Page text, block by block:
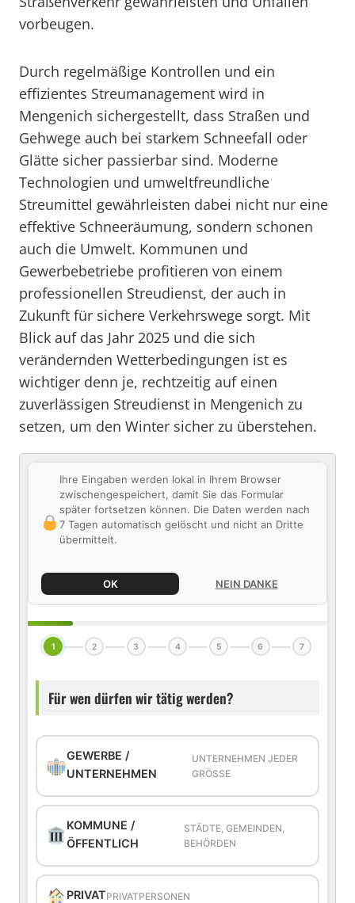
vorbeugen.
Durch regelmäßige Kontrollen und ein
effizientes Streumanagement wird in
Mengenich sichergestellt, dass Straßen und
Gehwege auch bei starkem Schneefall oder
Glätte sicher passierbar sind. Moderne
Technologien und umweltfreundliche
Streumittel gewährleisten dabei nicht nur eine
effektive Schneeräumung, sondern schonen
auch die Umwelt. Kommunen und
Gewerbebetriebe profitieren von einem
professionellen Streudienst, der auch in
Zukunft für sichere Verkehrswege sorgt. Mit
Blick auf das Jahr 2025 und die sich
verändernden Wetterbedingungen ist es
wichtiger denn je, rechtzeitig auf einen
zuverlässigen Streudienst in Mengenich zu
setzen, um den Winter sicher zu überstehen.
Ihre Eingaben werden lokal in Ihrem Browser
zwischengespeichert, damit Sie das Formular
später fortsetzen können. Die Daten werden nach
7 Tagen automatisch gelöscht und nicht an Dritte
übermittelt.
OK NEIN DANKE
1 2 3 4 5 6 7
Für wen dürfen wir tätig werden?
GEWERBE /
UNTERNEHMEN
UNTERNEHMEN JEDER
GRÖSSE
KOMMUNE /
ÖFFENTLICH
STÄDTE, GEMEINDEN,
BEHÖRDEN
PRIVATPRIVATPERSONEN